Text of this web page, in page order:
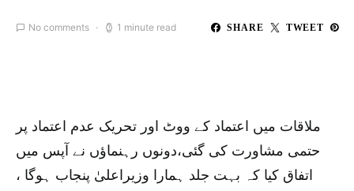
No comments 1 minute read SHARE TWEET
ملاقات میں اعتماد کے ووٹ اور تحریک عدم اعتماد پر
حتمی مشاورت کی گئی،دونوں رہنماؤں نے آپس میں
اتفاق کیا کہ بہت جلد ہمارا وزیراعلیٰ پنجاب ہوگا ،